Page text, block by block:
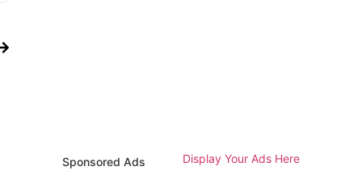
Sponsored Ads Display Your Ads Here